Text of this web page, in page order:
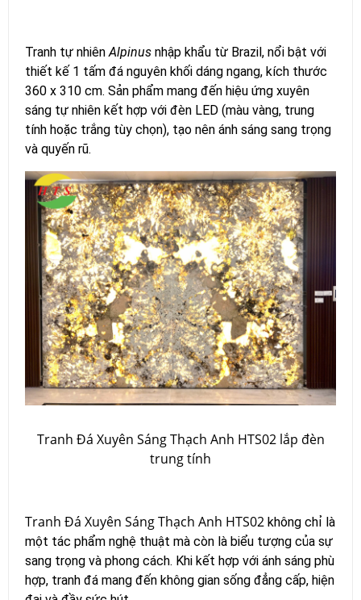
Tranh tự nhiênAlpinus nhập khẩu từ Brazil, nổi bật với
thiết kế 1 tấm đá nguyên khối dáng ngang, kích thước
360 x 310 cm. Sản phẩm mang đến hiệu ứng xuyên
sáng tự nhiên kết hợp với đèn LED (màu vàng, trung
tính hoặc trắng tùy chọn), tạo nên ánh sáng sang trọng
và quyến rũ.
Tranh Đá Xuyên Sáng Thạch Anh HTS02 lắp đèn
trung tính
Tranh Đá Xuyên Sáng Thạch Anh HTS02 không chỉ là
một tác phẩm nghệ thuật mà còn là biểu tượng của sự
sang trọng và phong cách. Khi kết hợp với ánh sáng phù
hợp, tranh đá mang đến không gian sống đẳng cấp, hiện